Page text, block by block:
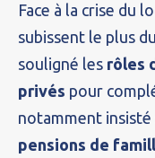
Face à la crise du
subissent le plus
souligné les rôles
privés pour
notamment insisté
pensions de